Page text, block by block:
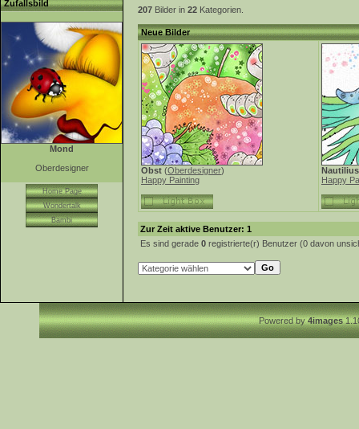
Zufallsbild
Mond
Oberdesigner
Home Page
Wondertalk
Bambi
207 Bilder in 22 Kategorien.
Neue Bilder
Obst (Oberdesigner)
Happy Painting
Nautilius
Happy
Zur Zeit aktive Benutzer: 1
Es sind gerade 0 registrierte(r) Benutzer (0 davon
Powered by4images